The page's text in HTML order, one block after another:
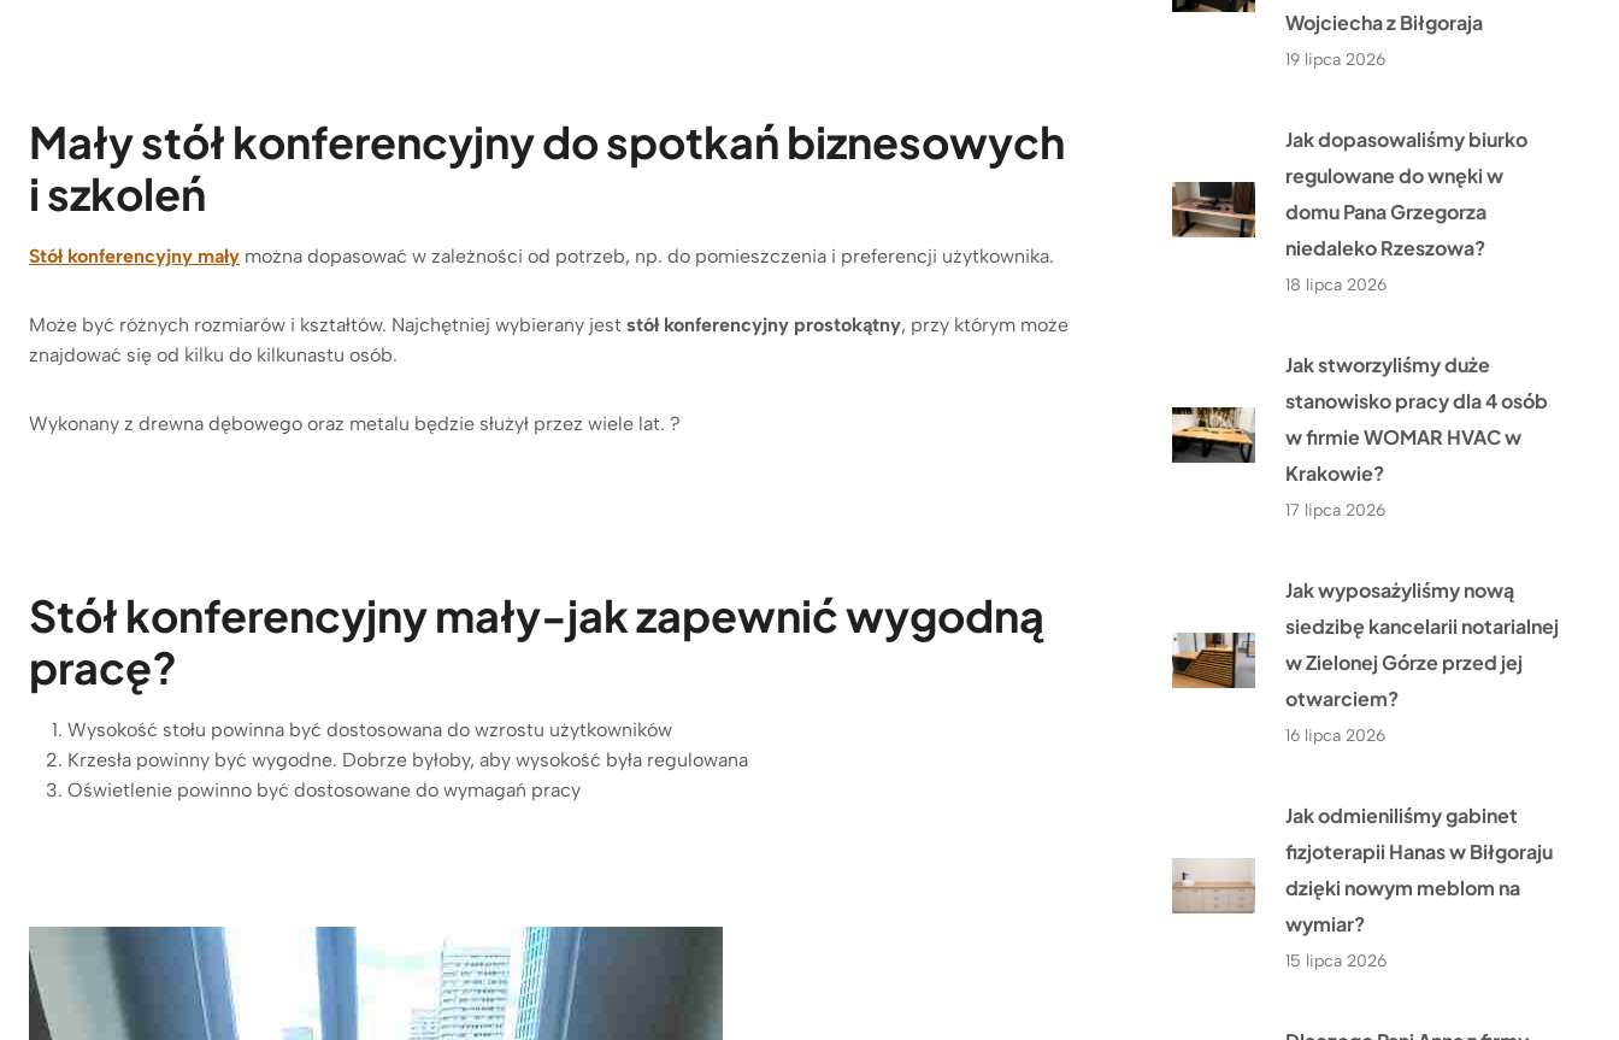
Mały stół konferencyjny do spotkań biznesowych
i szkoleń
Stół konferencyjny mały można dopasować w zależności od potrzeb, np. do pomieszczenia i preferencji użytkownika.
Może być różnych rozmiarów i kształtów. Najchętniej wybierany jest stół konferencyjny prostokątny, przy którym może
znajdować się od kilku do kilkunastu osób.
Wykonany z drewna dębowego oraz metalu będzie służył przez wiele lat. ?
Stół konferencyjny mały-jak zapewnić wygodną
pracę?
Wysokość stołu powinna być dostosowana do wzrostu użytkowników
Krzesła powinny być wygodne. Dobrze byłoby, aby wysokość była regulowana
Oświetlenie powinno być dostosowane do wymagań pracy
Wojciecha z Biłgoraja
19 lipca 2026
Jak dopasowaliśmy biurko
regulowane do wnęki w
domu Pana Grzegorza
niedaleko Rzeszowa?
18 lipca 2026
Jak stworzyliśmy duże
stanowisko pracy dla 4 osób
w firmie WOMAR HVAC w
Krakowie?
17 lipca 2026
Jak wyposażyliśmy nową
siedzibę kancelarii notarialnej
w Zielonej Górze przed jej
otwarciem?
16 lipca 2026
Jak odmieniliśmy gabinet
fizjoterapii Hanas w Biłgoraju
dzięki nowym meblom na
wymiar?
15 lipca 2026